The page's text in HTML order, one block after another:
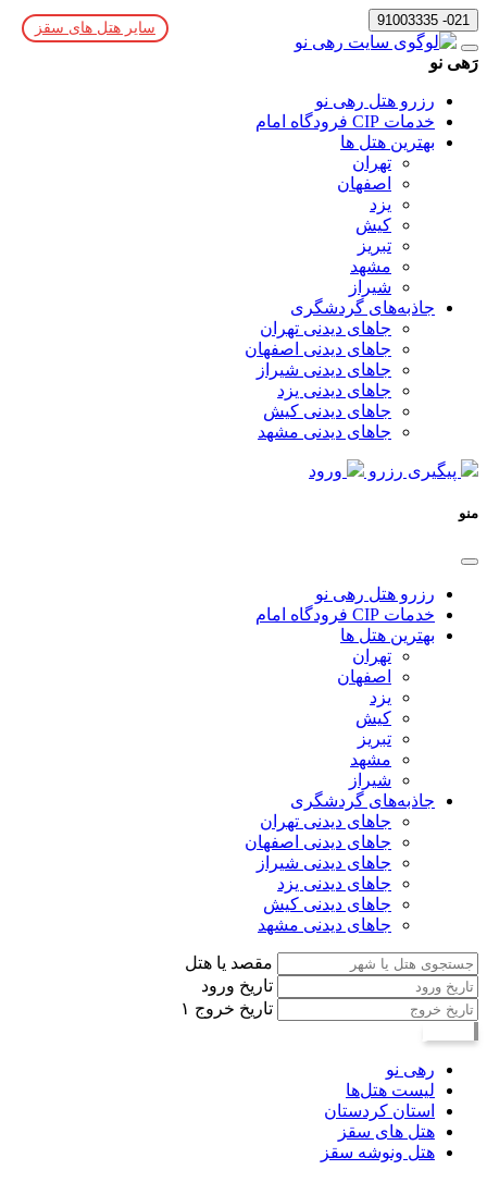
021- 91003335
رَهی نو
رزرو هتل رهی نو
خدمات CIP فرودگاه امام
بهترین هتل ها
تهران
اصفهان
یزد
کیش
تبریز
مشهد
شیراز
جاذبه‌های گردشگری
جاهای دیدنی تهران
جاهای دیدنی اصفهان
جاهای دیدنی شیراز
جاهای دیدنی یزد
جاهای دیدنی کیش
جاهای دیدنی مشهد
پیگیری رزرو ورود
منو
رزرو هتل رهی نو
خدمات CIP فرودگاه امام
بهترین هتل ها
تهران
اصفهان
یزد
کیش
تبریز
مشهد
شیراز
جاذبه‌های گردشگری
جاهای دیدنی تهران
جاهای دیدنی اصفهان
جاهای دیدنی شیراز
جاهای دیدنی یزد
جاهای دیدنی کیش
جاهای دیدنی مشهد
مقصد یا هتل
تاریخ ورود
تاریخ خروج ۱
رهی نو
لیست هتل‌ها
استان کردستان
هتل های سقز
هتل ونوشه سقز
سایر هتل های سقز